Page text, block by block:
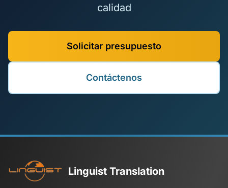
calidad
Solicitar presupuesto
Contáctenos
Linguist Translation